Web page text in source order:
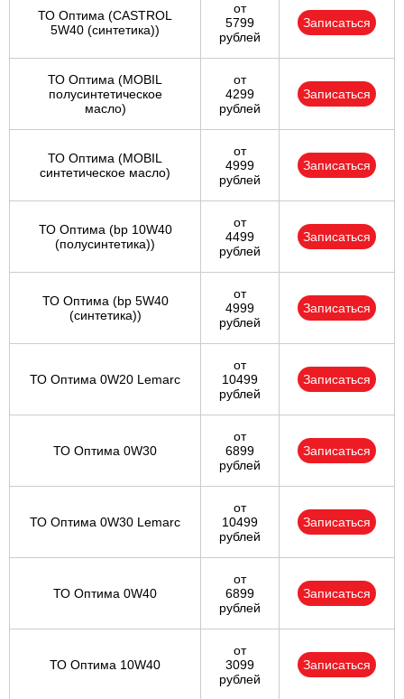
ТО Оптима (CASTROL
5W40 (синтетика))
от
5799
рублей
Записаться
ТО Оптима (MOBIL
полусинтетическое
масло)
от
4299
рублей
Записаться
ТО Оптима (MOBIL
синтетическое масло)
от
4999
рублей
Записаться
ТО Оптима (bp 10W40
(полусинтетика))
от
4499
рублей
Записаться
ТО Оптима (bp 5W40
(синтетика))
от
4999
рублей
Записаться
ТО Оптима 0W20 Lemarc
от
10499
рублей
Записаться
ТО Оптима 0W30
от
6899
рублей
Записаться
ТО Оптима 0W30 Lemarc
от
10499
рублей
Записаться
ТО Оптима 0W40
от
6899
рублей
Записаться
ТО Оптима 10W40
от
3099
рублей
Записаться